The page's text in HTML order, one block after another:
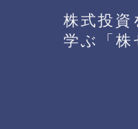
株式投資
学ぶ「株